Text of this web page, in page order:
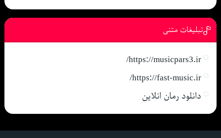
تبلیغات متنی
https://musicpars3.ir/
https://fast-music.ir/
دانلود رمان انلاین